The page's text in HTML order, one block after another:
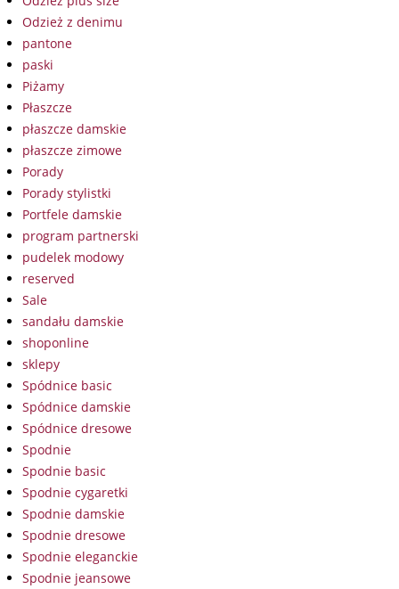
Odzież z denimu
pantone
paski
Piżamy
Płaszcze
płaszcze damskie
płaszcze zimowe
Porady
Porady stylistki
Portfele damskie
program partnerski
pudelek modowy
reserved
Sale
sandału damskie
shoponline
sklepy
Spódnice basic
Spódnice damskie
Spódnice dresowe
Spodnie
Spodnie basic
Spodnie cygaretki
Spodnie damskie
Spodnie dresowe
Spodnie eleganckie
Spodnie jeansowe